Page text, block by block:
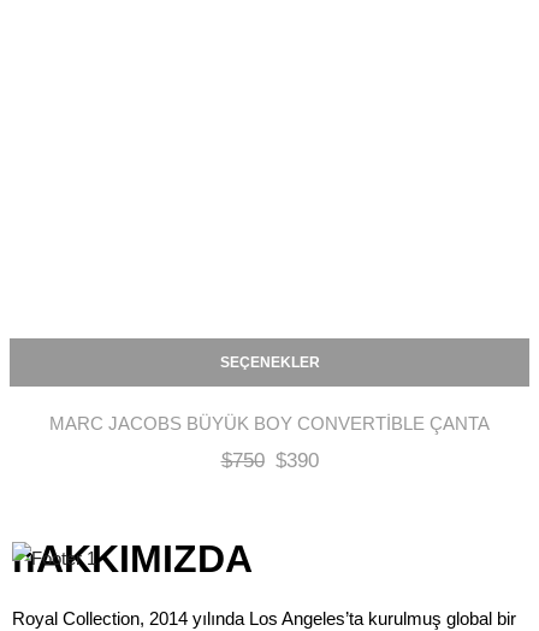
SEÇENEKLER
MARC JACOBS BÜYÜK BOY CONVERTIBLE ÇANTA
$750 $390
hAKKIMIZDA
Royal Collection, 2014 yılında Los Angeles’ta kurulmuş global bir